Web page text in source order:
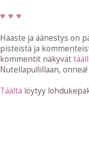
♥ ♥ ♥
Haaste ja äänestys on
pisteistä ja
kommentit näkyvät
Nutellapullillaan, onnea!
Täältä löytyy